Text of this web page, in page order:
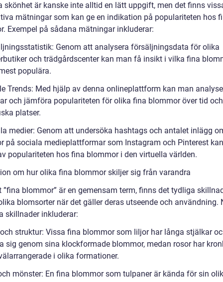
skönhet är kanske inte alltid en lätt uppgift, men det finns
mätningar som kan ge en indikation på populariteten hos
Exempel på sådana mätningar inkluderar:
Genom att analysera försäljningsdata för olika
och trädgårdscenter kan man få insikt i vilka fina
populära.
Trends: Med hjälp av denna onlineplattform kan man
och jämföra populariteten för olika fina blommor över tid och
platser.
medier: Genom att undersöka hashtags och antalet inlägg
på sociala medieplattformar som Instagram och Pinterest
populariteten hos fina blommor i den virtuella världen.
om hur olika fina blommor skiljer sig från varandra
”fina blommor” är en gemensam term, finns det tydliga
blomsorter när det gäller deras utseende och användning.
skillnader inkluderar:
struktur: Vissa fina blommor som liljor har långa stjälkar
sig genom sina klockformade blommor, medan rosor har
i olika formationer.
mönster: En fina blommor som tulpaner är kända för sin